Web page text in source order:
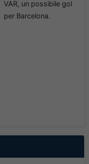
VAR, un possibile gol
per Barcelona.